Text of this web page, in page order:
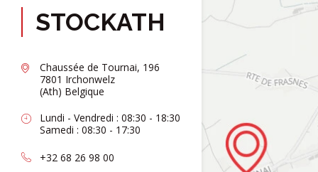
STOCKATH
Chaussée de Tournai, 196
7801 Irchonwelz
(Ath) Belgique
Lundi - Vendredi : 08:30 - 18:30
Samedi : 08:30 - 17:30
+32 68 26 98 00